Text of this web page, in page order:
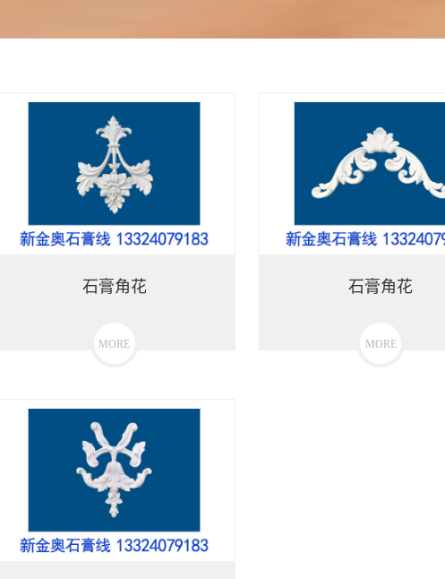
石膏角花
MORE
石膏角花
MORE